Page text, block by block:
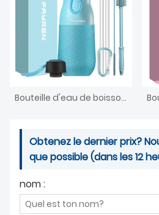
Bouteille d'eau de boisson de sport en métal inoxydable de marque privée
Obtenez le dernier prix?
que possible (dans les 12
nom :